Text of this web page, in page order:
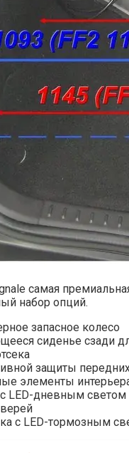
самая
набор опций.
запасное колесо
сиденье сзади
защиты
элементы
LED-дневным светом
с LED-тормозным